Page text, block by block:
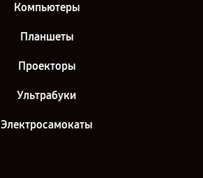
Компьютеры
Планшеты
Проекторы
Ультрабуки
Электросамокаты